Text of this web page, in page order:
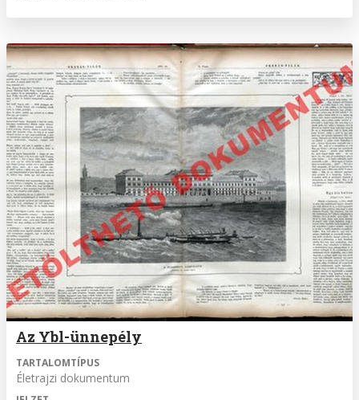
Az Ybl-ünnepély
TARTALOMTÍPUS
Életrajzi dokumentum